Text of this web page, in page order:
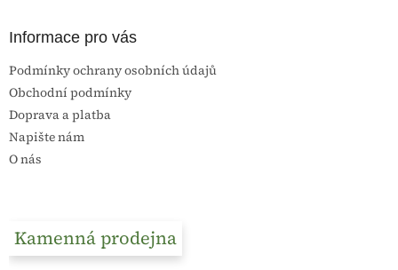
Informace pro vás
Podmínky ochrany osobních údajů
Obchodní podmínky
Doprava a platba
Napište nám
O nás
Kamenná prodejna